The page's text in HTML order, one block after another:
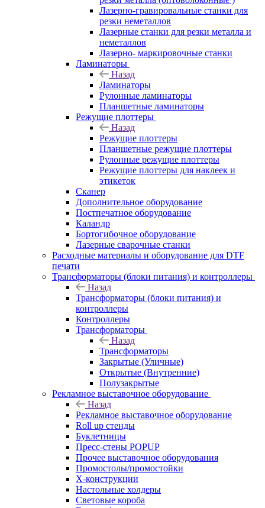
Лазерно-гравировальные станки для
резки неметаллов
Лазерные станки для резки металла и
неметаллов
Лазерно- маркировочные станки
Ламинаторы
Назад
Ламинаторы
Рулонные ламинаторы
Планшетные ламинаторы
Режущие плоттеры
Назад
Режущие плоттеры
Планшетные режущие плоттеры
Рулонные режущие плоттеры
Режущие плоттеры для наклеек и
этикеток
Сканер
Дополнительное оборудование
Постпечатное оборудование
Каландр
Бортогибочное оборудование
Лазерные сварочные станки
Расходные материалы и оборудование для DTF
печати
Трансформаторы (блоки питания) и контроллеры
Назад
Трансформаторы (блоки питания) и
контроллеры
Контроллеры
Трансформаторы
Назад
Трансформаторы
Закрытые (Уличные)
Открытые (Внутренние)
Полузакрытые
Рекламное выставочное оборудование
Назад
Рекламное выставочное оборудование
Roll up стенды
Буклетницы
Пресс-стены POPUP
Прочее выставочное оборудования
Промостолы/промостойки
Х-конструкции
Настольные холдеры
Световые короба